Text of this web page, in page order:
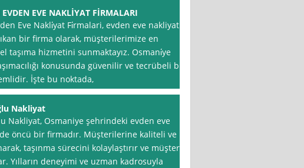
EVE NAKLİYAT FİRMALARI
Eve Nakli̇yat Fi̇rmalari, evden eve nakliyat
bir firma olarak, müşterilerimize en
taşıma hizmetini sunmaktayız. Osmani̇ye
konusunda güvenilir ve tecrübeli bir
İşte bu noktada,
Nakliyat
Nakliyat, Osmaniye şehrindeki evden eve
öncü bir firmadır. Müşterilerine kaliteli ve
taşınma sürecini kolaylaştırır ve müşteri
Yılların deneyimi ve uzman kadrosuyla